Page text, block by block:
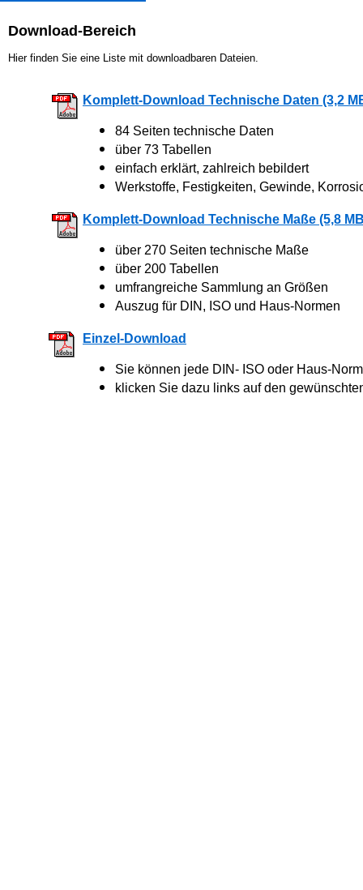
Download-Bereich
Hier finden Sie eine Liste mit downloadbaren Dateien.
Komplett-Download Technische Daten (3,2
84 Seiten technische Daten
über 73 Tabellen
einfach erklärt, zahlreich bebildert
Werkstoffe, Festigkeiten, Gewinde,
Komplett-Download Technische Maße (5,8
über 270 Seiten technische Maße
über 200 Tabellen
umfrangreiche Sammlung an Größen
Auszug für DIN, ISO und Haus-Normen
Einzel-Download
Sie können jede DIN- ISO oder Haus-
klicken Sie dazu links auf den